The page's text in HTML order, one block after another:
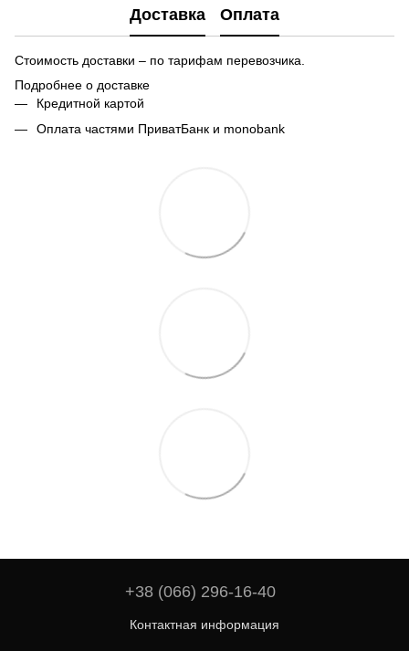
Доставка Оплата
Стоимость доставки – по тарифам перевозчика.
Подробнее о доставке
Кредитной картой
Оплата частями ПриватБанк и monobank
+38 (066) 296-16-40
Контактная информация